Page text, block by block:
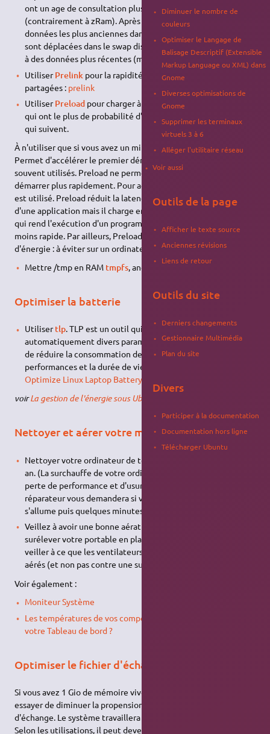
ont un age de consultation plus récent que le swap disque
(contrairement à zRam). Après un certain temps, les
données les plus anciennes dans le pool mémoire compressé
sont déplacées dans le swap disque afin de laisser de la place
à des données plus récentes (mais non utilisées).
UtiliserPrelink pour la rapidité d'accès aux bibliothèques
partagées : prelink
UtiliserPreloadpour charger à tout instant les programmes
qui ont le plus de probabilité d'être utilisés dans les minutes
qui suivent.
À n'utiliser que si vous avez un minimum de 3 Go de RAM.
Permet d'accélérer le premier démarrage des logiciels les plus
souvent utilisés. Preload ne permet pas au système de
démarrer plus rapidement. Pour accélérer le boot, ureadahead
est utilisé. Preload réduit la latence du premier démarrage
d'une application mais il charge en permanence le système, ce
qui rend l'exécution d'un programme déjà chargé en mémoire
moins rapide. Par ailleurs, Preload augmente la consommation
d'énergie : à éviter sur un ordinateur portable.
Mettre /tmp en RAM tmpfs, anciennement RamDisk
Optimiser la batterie
Utilisertlp. TLP est un outil qui va se charger d’appliquer
automatiquement divers paramètres et réglages dans le but
de réduire la consommation de votre pc et d’optimiser les
performances et la durée de vie de votre batterie.
Optimize Linux Laptop Battery Life
voirLa gestion de l'énergie sous Ubuntu (section Outils)
Nettoyer et aérer votre matériel
Nettoyer votre ordinateur de toute la poussière une fois par
an. (La surchauffe de votre ordinateur est un facteur de
perte de performance et d'usure. C'est d'ailleurs ce qu'un
réparateur vous demandera si vous dites "Mon ordinateur
s'allume puis quelques minutes après il s'éteint").
Veillez à avoir une bonne aération dégagée. Vous pouvez
surélever votre portable en plaçant un objet à l'arrière, ou
veiller à ce que les ventilateurs de votre PC soient bien
aérés (et non pas contre une surface, un mur, une table…).
Voir également :
Moniteur Système
Les températures de vos composants matériel - à mettre sur
votre Tableau de bord ?
Optimiser le fichier d'échange
Si vous avez 1 Gio de mémoire vive ou plus, vous pouvez
essayer de diminuer la propension de Linux à utiliser le fichier
d'échange. Le système travaillera un peu plus en mémoire.
Selon les utilisations, il peut devenir plus réactif, ou pas.
Diminuer le nombre de
couleurs
Optimiser le Langage de
Balisage Descriptif (Extensible
Markup Language ou XML) dans
Gnome
Diverses optimisations de
Gnome
Supprimer les terminaux
virtuels 3 à 6
Alléger l'utilitaire réseau
Voir aussi
Outils de la page
Afficher le texte source
Anciennes révisions
Liens de retour
Outils du site
Derniers changements
Gestionnaire Multimédia
Plan du site
Divers
Participer à la documentation
Documentation hors ligne
Télécharger Ubuntu